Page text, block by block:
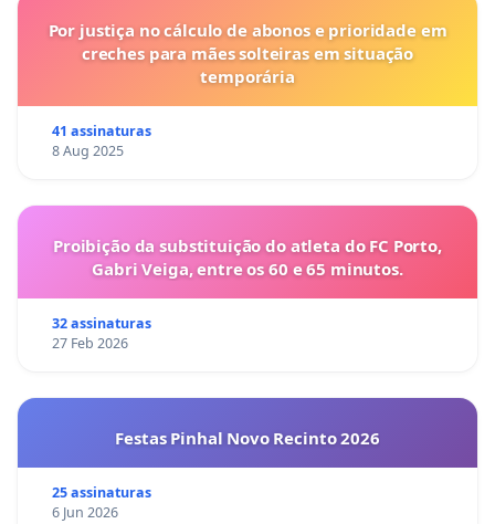
Por justiça no cálculo de abonos e prioridade em
creches para mães solteiras em situação
temporária
41 assinaturas
8 Aug 2025
Proibição da substituição do atleta do FC Porto,
Gabri Veiga, entre os 60 e 65 minutos.
32 assinaturas
27 Feb 2026
Festas Pinhal Novo Recinto 2026
25 assinaturas
6 Jun 2026